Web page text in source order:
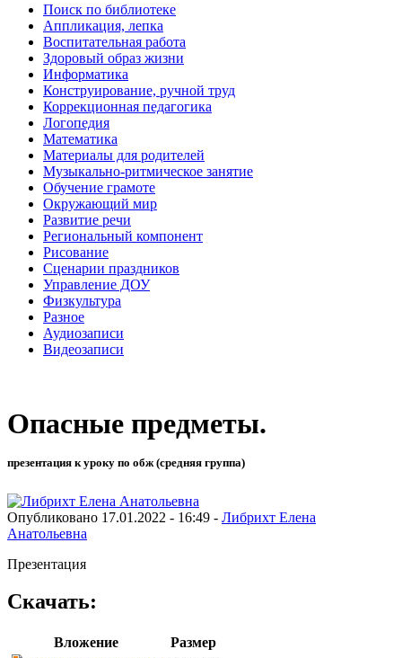
Поиск по библиотеке
Аппликация, лепка
Воспитательная работа
Здоровый образ жизни
Информатика
Конструирование, ручной труд
Коррекционная педагогика
Логопедия
Математика
Материалы для родителей
Музыкально-ритмическое занятие
Обучение грамоте
Окружающий мир
Развитие речи
Региональный компонент
Рисование
Сценарии праздников
Управление ДОУ
Физкультура
Разное
Аудиозаписи
Видеозаписи
Опасные предметы.
презентация к уроку по обж (средняя группа)
Опубликовано 17.01.2022 - 16:49 - Либрихт Елена
Анатольевна
Презентация
Скачать:
Вложение
Размер